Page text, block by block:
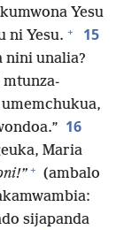
Yesu
ni Yesu. + 15
nini unalia?
mtunza-
16
Maria
+ (ambalo
sijapanda